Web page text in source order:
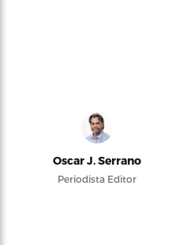
Oscar J. Serrano
Periodista Editor